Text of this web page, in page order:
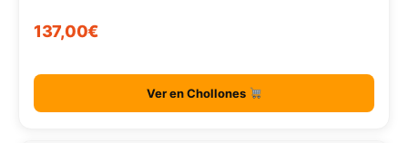
137,00€
Ver en Chollones